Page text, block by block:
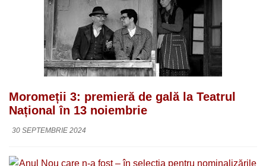
Moromeții 3: premieră de gală la Teatrul
Național în 13 noiembrie
30 SEPTEMBRIE 2024